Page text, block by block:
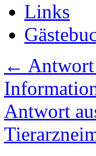
Links
← Antwort
Antwort